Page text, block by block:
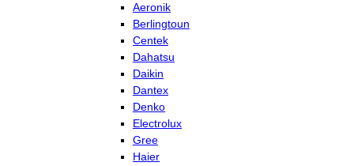
Aeronik
Berlingtoun
Centek
Dahatsu
Daikin
Dantex
Denko
Electrolux
Gree
Haier